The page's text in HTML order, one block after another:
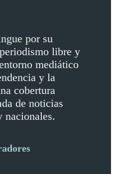
por su
libre y
mediático
y la
cobertura
de noticias
nacionales.